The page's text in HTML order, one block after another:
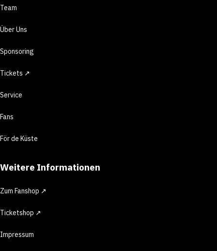
Team
Über Uns
Sponsoring
Tickets ↗
Service
Fans
För de Küste
Weitere Informationen
Zum Fanshop ↗
Ticketshop ↗
Impressum